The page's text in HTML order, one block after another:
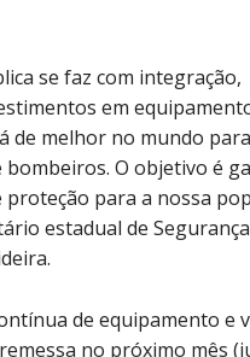
se faz com integração,
em
de melhor no mundo
bombeiros. O objetivo é
proteção para a nossa
estadual de
de equipamento e
no próximo mês